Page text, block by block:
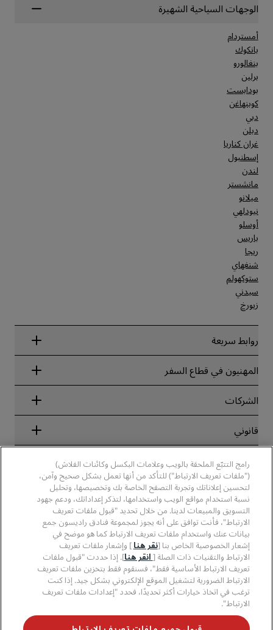
الوجهات السياحية الشهيرة
أمستردام
بانكوك
بنغالورو
برلين
بودابست
كوبنهاغن
دبي
دبلن
غران كناريا
إسطنبول
لندن
مانشستر
ميلانو
نيودلهي
أوسلو
باريس
ريجا
شنغهاي
ستوكهولم
سيدني
زيورخ
روابط سريعة
Radisson Rewards
ضمان أفضل سعر حجز عبر الإنترنت
Blog
الوجهات
تطبيق فنادق راديسون
الفنادق المعتمدة في مجال الرياضة
فنادق مناسبة للعائلات
الصحة والسلامة
المهنيون في قطاع السفر
الشركاء
الشركات
مجموعة فنادق راديسون
وسائل الإعلام
الوظائف، مجموعة فنادق PPHE
الوظائف في مجموعة فنادق EHL
The Club by RHG
فرص التنمية
الأعمال المسؤولة
المشتريات
قانوني
الإشعار القانوني
شروط برنامج Radisson Rewards وأحكامه
اتفاقية استخدام الموقع
سهولة التصفح الرقمي
بيان الرق ّ المعاصر
مساعدة
تنبيهات للمستهلكين
بيانات الاتصال
الأسئلة الشائعة
خريطة الموقع
وسائل التواصل الاجتماعي
علامات فنادق راديسون التجارية
لا تفوّت فرصة الحصول على أفضل عروضنا
رامج التتبّع الملحقة بالويب وعلامات البكسل وكائنات الفلاش)
("ملفات تعريف الارتباط") للتأكد من أنها تعمل بشكل صحيح وآمن،
لتحسين إعلاناتك وتجربة التصفح الخاصة بك وتخصيصها، وتحليل
نسبة استخدام مواقع الويب واستخدامها، لتذكر إعداداتك، ودعم جهود
التسويق والمبيعات لدينا. من خلال تحديد "قبول ملفات تعريف
الارتباط"، فأنت توافق على أنه يجوز لمجموعة فنادق راديسون جمع
بيانات عنك واستخدام ملفات تعريف الارتباط كما هو موضح في
إشعار الخصوصية الخاص بنا [نقر هنا ] وإشعار ملفات تعريف
الارتباط والتقنيات ذات الصلة [ انقر هنا]. إذا حددت "قبول ملفات
تعريف الارتباط الأساسية فقط"، فسنقوم فقط بتخزين ملفات تعريف
الارتباط الضرورية لتشغيل الموقع الإلكتروني بشكل جيد. إذا كنت
ترغب في اتخاذ خيارات أكثر تحديدًا، فحدد "إعدادات ملفات تعريف
الارتباط".